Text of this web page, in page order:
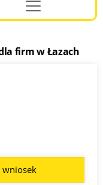
ofertę, kliknij link
a korzystną
firm w Łazach
wniosek